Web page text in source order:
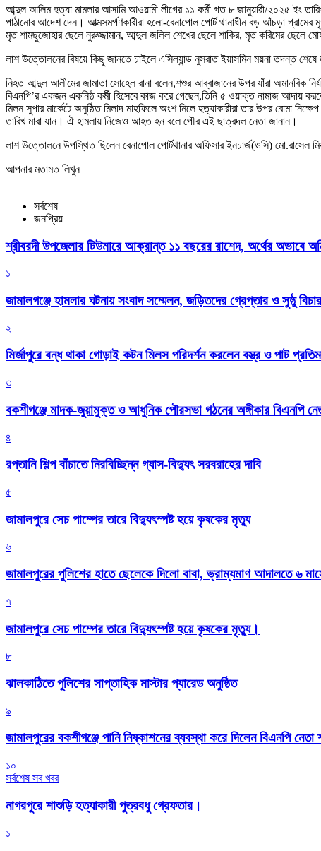
আব্দুল আলিম হত্যা মামলার আসামি আওয়ামী লীগের ১১ কর্মী গত ৮ জানুয়ারী/২০২৫ ইং
পাঠানোর আদেশ দেন। আত্মসমর্পণকারীরা হলো-বেনাপোল পোর্ট থানাধীন বড় আঁচড়া
মৃত শামছুজোহার ছেলে নুরুজ্জামান, আব্দুল জলিল শেখের ছেলে শাকির, মৃত করিমের ছেলে
লাশ উত্তোলনের বিষয়ে কিছু জানতে চাইলে এসিল্যান্ড নুসরাত ইয়াসমিন ময়না তদন্ত
নিহত আব্দুল আলীমের জামাতা সোহেল রানা বলেন,শশুর আব্বাজানের উপর যাঁরা
বিএনপি’র একজন একনিষ্ঠ কর্মী হিসেবে কাজ করে গেছেন,তিনি ৫ ওয়াক্ত নামাজ আদায়
মিলন সুপার মার্কেটে অনুষ্ঠিত মিলাদ মাহফিলে অংশ নিলে হত্যাকারীরা তার উপর বোমা
তারিখ মারা যান। ঐ হামলায় নিজেও আহত হন বলে পৌর এই ছাত্রদল নেতা জানান।
লাশ উত্তোলনে উপস্থিত ছিলেন বেনাপোল পোর্টথানার অফিসার ইনচার্জ(ওসি) মো.রাসেল
আপনার মতামত লিখুন
সর্বশেষ
জনপ্রিয়
শ্রীবরদী উপজেলার টিউমারে আক্রান্ত ১১ বছরের রাশেদ, অর্থের অভাবে
১
জামালগঞ্জে হামলার ঘটনায় সংবাদ সম্মেলন, জড়িতদের গ্রেপ্তার ও সুষ্ঠু
২
মির্জাপুরে বন্ধ থাকা গোড়াই কটন মিলস পরিদর্শন করলেন বস্ত্র ও পাট
৩
বকশীগঞ্জে মাদক-জুয়ামুক্ত ও আধুনিক পৌরসভা গঠনের অঙ্গীকার বিএনপি
৪
রপ্তানি শিল্প বাঁচাতে নিরবিচ্ছিন্ন গ্যাস-বিদ্যুৎ সরবরাহের দাবি
৫
জামালপুরে সেচ পাম্পের তারে বিদ্যুৎস্পষ্ট হয়ে কৃষকের মৃত্যু
৬
জামালপুরের পুলিশের হাতে ছেলেকে দিলো বাবা, ভ্রাম্যমাণ আদালতে ৬
৭
জামালপুরে সেচ পাম্পের তারে বিদ্যুৎস্পষ্ট হয়ে কৃষকের মৃত্যু।
৮
‎ঝালকাঠিতে পুলিশের সাপ্তাহিক মাস্টার প্যারেড অনুষ্ঠিত
৯
জামালপুরের বকশীগঞ্জে পানি নিষ্কাশনের ব্যবস্থা করে দিলেন বিএনপি
১০
সর্বশেষ সব খবর
নাগরপুরে শাশুড়ি হত্যাকারী পুত্রবধু গ্রেফতার।
১